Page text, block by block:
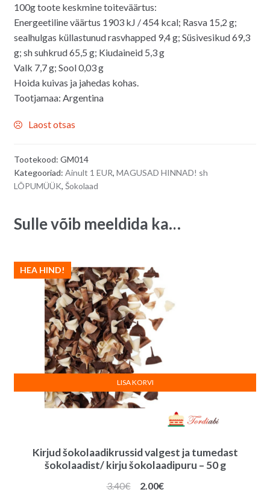
100g toote keskmine toiteväärtus:
Energeetiline väärtus 1903 kJ / 454 kcal; Rasva 15,2 g;
sealhulgas küllastunud rasvhapped 9,4 g; Süsivesikud 69,3
g; sh suhkrud 65,5 g; Kiudaineid 5,3 g
Valk 7,7 g; Sool 0,03 g
Hoida kuivas ja jahedas kohas.
Tootjamaa: Argentina
Laost otsas
Tootekood: GM014
Kategooriad: Ainult 1 EUR, MAGUSAD HINNAD! sh
LÕPUMÜÜK, Šokolaad
Sulle võib meeldida ka…
Kirjud šokolaadikrussid valgest ja tumedast
šokolaadist/ kirju šokolaadipuru – 50 g
HEA HIND!
3.40€
Algne
2.00€Praegune
LISA KORVI